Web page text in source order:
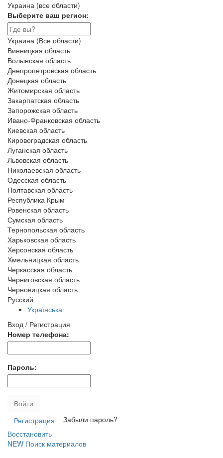
Украина (все области)
Выберите ваш регион:
Украина (Все области)
Винницкая область
Волынская область
Днепропетровская область
Донецкая область
Житомирская область
Закарпатская область
Запорожская область
Ивано-Франковская область
Киевская область
Кировоградская область
Луганская область
Львовская область
Николаевская область
Одесская область
Полтавская область
Республика Крым
Ровенская область
Сумская область
Тернопольская область
Харьковская область
Херсонская область
Хмельницкая область
Черкасская область
Черниговская область
Черновицкая область
Русский
Українська
Вход / Регистрация
Номер телефона:
Пароль:
Войти
Регистрация
Забыли пароль?
Восстановить
NEW Поиск материалов